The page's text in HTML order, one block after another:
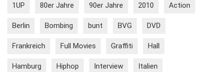
1UP 80er Jahre 90er Jahre 2010 Action
Berlin Bombing bunt BVG DVD
Frankreich Full Movies Graffiti Hall
Hamburg Hiphop Interview Italien